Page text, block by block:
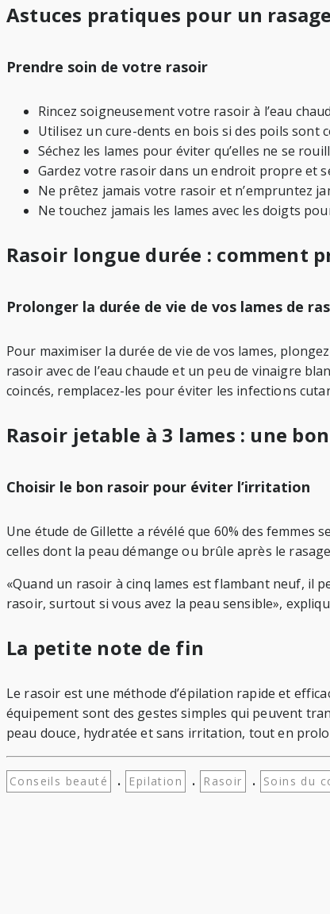
Astuces pratiques pour un
Prendre soin de votre rasoir
Rincez soigneusement votre rasoir à l’eau
Utilisez un cure-dents en bois si des poils sont
Séchez les lames pour éviter qu’elles ne se
Gardez votre rasoir dans un endroit propre et
Ne prêtez jamais votre rasoir et n’empruntez
Ne touchez jamais les lames avec les doigts
Rasoir longue durée : comment
Prolonger la durée de vie de vos lames de
Pour maximiser la durée de vie de vos lames,
rasoir avec de l’eau chaude et un peu de vinaigre
coincés, remplacez-les pour éviter les infections
Rasoir jetable à 3 lames : une
Choisir le bon rasoir pour éviter l’irritation
Une étude de Gillette a révélé que 60% des femmes
celles dont la peau démange ou brûle après le
«Quand un rasoir à cinq lames est flambant neuf, il
rasoir, surtout si vous avez la peau sensible»,
La petite note de fin
Le rasoir est une méthode d’épilation rapide et
équipement sont des gestes simples qui peuvent
peau douce, hydratée et sans irritation, tout en
Conseils beauté . Epilation . Rasoir . Soins du